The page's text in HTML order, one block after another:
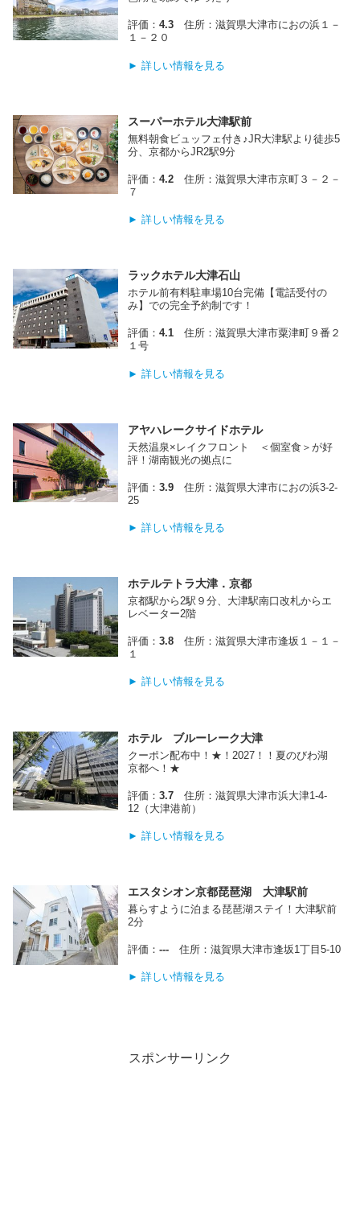
評価：4.3 住所：滋賀県大津市におの浜１－
１－２０
► 詳しい情報を見る
スーパーホテル大津駅前
無料朝食ビュッフェ付き♪JR大津駅より徒歩5
分、京都からJR2駅9分
評価：4.2 住所：滋賀県大津市京町３－２－
７
► 詳しい情報を見る
ラックホテル大津石山
ホテル前有料駐車場10台完備【電話受付の
み】での完全予約制です！
評価：4.1 住所：滋賀県大津市粟津町９番２
１号
► 詳しい情報を見る
アヤハレークサイドホテル
天然温泉×レイクフロント ＜個室食＞が好
評！湖南観光の拠点に
評価：3.9 住所：滋賀県大津市におの浜3-2-
25
► 詳しい情報を見る
ホテルテトラ大津．京都
京都駅から2駅９分、大津駅南口改札からエ
レベーター2階
評価：3.8 住所：滋賀県大津市逢坂１－１－
１
► 詳しい情報を見る
ホテル ブルーレーク大津
クーポン配布中！★！2027！！夏のびわ湖
京都へ！★
評価：3.7 住所：滋賀県大津市浜大津1-4-
12（大津港前）
► 詳しい情報を見る
エスタシオン京都琵琶湖 大津駅前
暮らすように泊まる琵琶湖ステイ！大津駅前
2分
評価：--- 住所：滋賀県大津市逢坂1丁目5‐10
► 詳しい情報を見る
スポンサーリンク